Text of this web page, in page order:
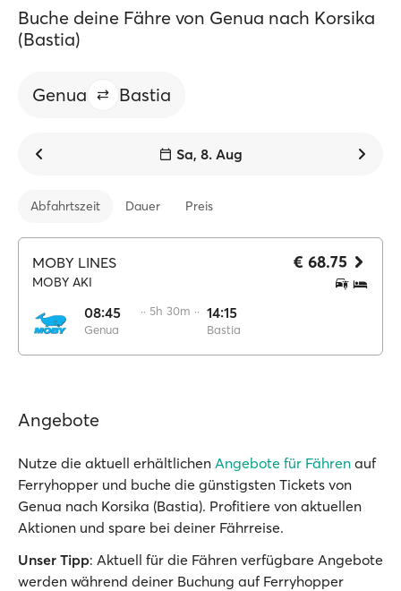
Buche deine Fähre von Genua nach Korsika
(Bastia)
Genua Bastia
Sa, 8. Aug
Abfahrtszeit Dauer Preis
MOBY LINES
MOBY AKI
08:45
Genua
·· 5h 30m ·· 14:15
Bastia
€ 68.75
Angebote
Nutze die aktuell erhältlichen Angebote für Fähren auf
Ferryhopper und buche die günstigsten Tickets von
Genua nach Korsika (Bastia). Profitiere von aktuellen
Aktionen und spare bei deiner Fährreise.
Unser Tipp: Aktuell für die Fähren verfügbare Angebote
werden während deiner Buchung auf Ferryhopper